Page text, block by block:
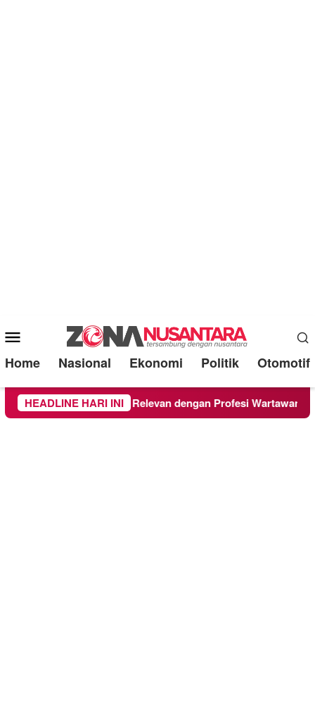
Mobile
Menu
Home Nasional Ekonomi Politik Otomotif
HEADLINE HARI INI
Filosofi Catur Relevan dengan Profesi Wartawan